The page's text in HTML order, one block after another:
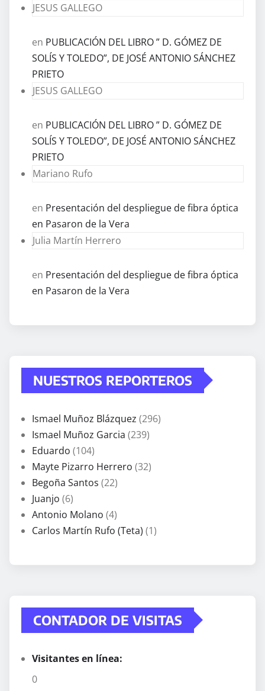
JESUS GALLEGO
en PUBLICACIÓN DEL LIBRO ” D. GÓMEZ DE
SOLÍS Y TOLEDO”, DE JOSÉ ANTONIO SÁNCHEZ
PRIETO
JESUS GALLEGO
en PUBLICACIÓN DEL LIBRO ” D. GÓMEZ DE
SOLÍS Y TOLEDO”, DE JOSÉ ANTONIO SÁNCHEZ
PRIETO
Mariano Rufo
en Presentación del despliegue de fibra óptica
en Pasaron de la Vera
Julia Martín Herrero
en Presentación del despliegue de fibra óptica
en Pasaron de la Vera
NUESTROS REPORTEROS
Ismael Muñoz Blázquez (296)
Ismael Muñoz Garcia (239)
Eduardo (104)
Mayte Pizarro Herrero (32)
Begoña Santos (22)
Juanjo (6)
Antonio Molano (4)
Carlos Martín Rufo (Teta) (1)
CONTADOR DE VISITAS
Visitantes en línea:
0